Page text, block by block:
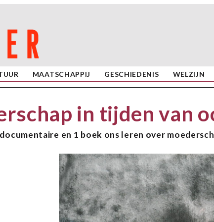
MAATSCHAPPIJ GESCHIEDENIS WELZIJN
in tijden van
en 1 boek ons leren over